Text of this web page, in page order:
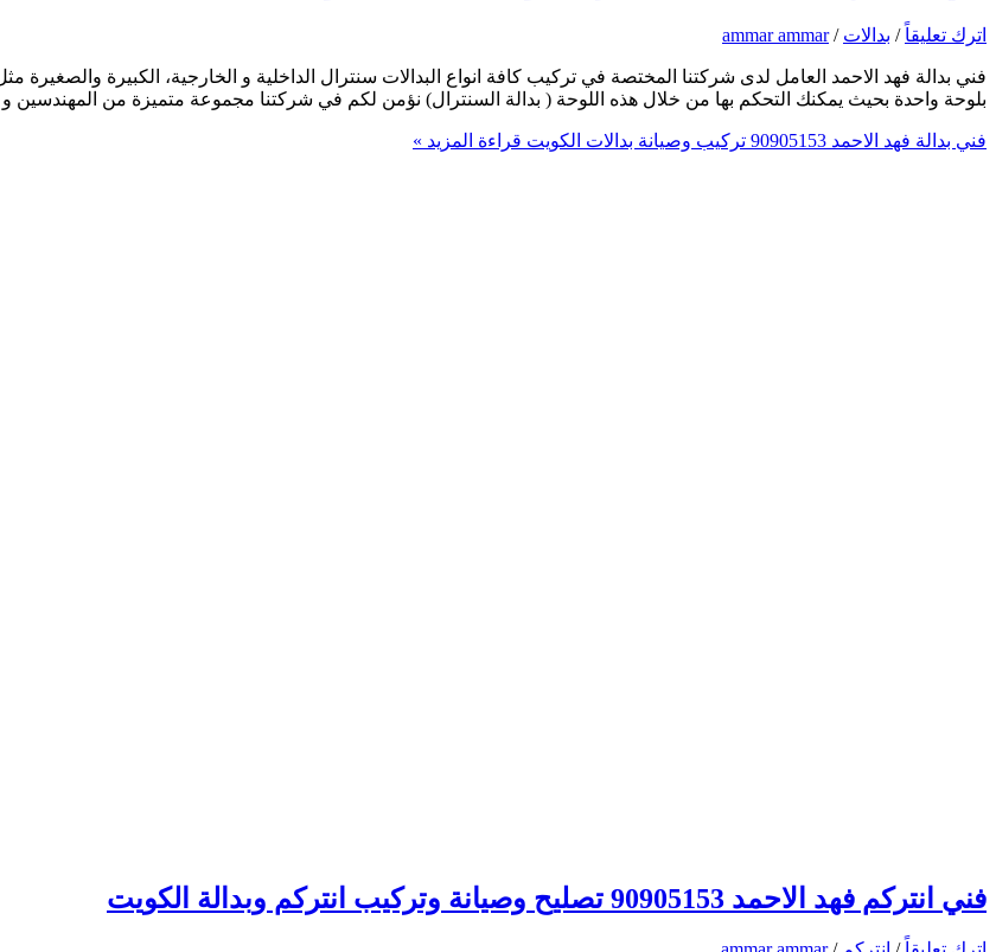
اترك تعليقاً / بدالات /
ammar ammar
فني بدالة فهد الاحمد العامل لدى شركتنا المختصة في تركيب كافة انواع البدالات سنترال الداخلية و الخارجية، الكبيرة
بلوحة واحدة بحيث يمكنك التحكم بها من خلال هذه اللوحة ( بدالة السنترال) نؤمن لكم في شركتنا مجموعة متميزة من المهندسين
فني بدالة فهد الاحمد 90905153 تركيب وصيانة بدالات الكويت قراءة المزيد »
فني انتركم فهد الاحمد 90905153 تصليح وصيانة وتركيب انتركم وبدالة الكويت